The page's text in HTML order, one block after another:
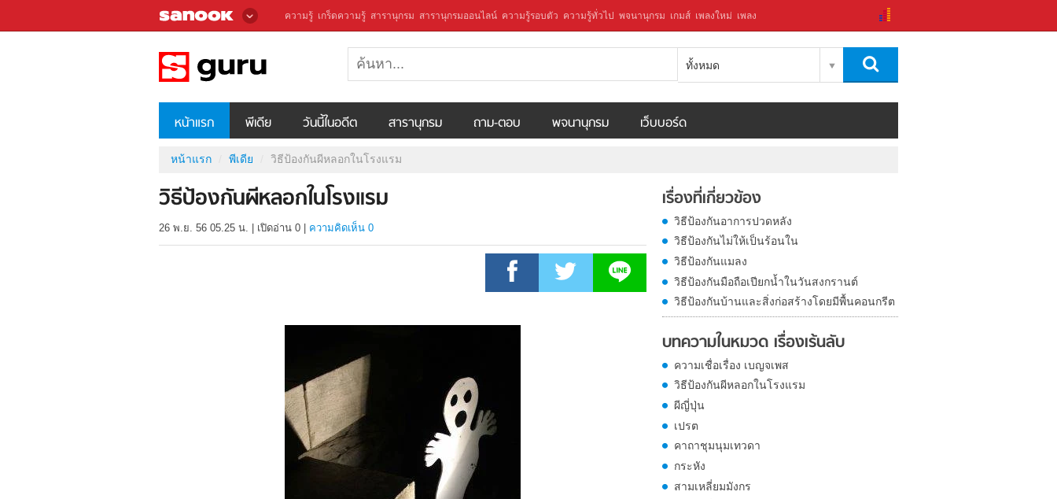
ความรู้ เกร็ดความรู้ สารานุกรม สารานุกรมออนไลน์ ความรู้รอบตัว ความรู้ทั่วไป พจนานุกรม เกมส์ เพลงใหม่ เพลง
ทั้งหมด
หน้าแรก พีเดีย วันนี้ในอดีต สารานุกรม ถาม-ตอบ พจนานุกรม เว็บบอร์ด
หน้าแรก พีเดีย วิธีป้องกันผีหลอกในโรงแรม
วิธีป้องกันผีหลอกในโรงแรม
26 พ.ย. 56 05.25 น. เปิดอ่าน 0 ความคิดเห็น 0
เรื่องที่เกี่ยวข้อง
วิธีป้องกันอาการปวดหลัง
วิธีป้องกันไม่ให้เป็นร้อนใน
วิธีป้องกันแมลง
วิธีป้องกันมือถือเปียกน้ำในวันสงกรานต์
วิธีป้องกันบ้านและสิ่งก่อสร้างโดยมีพื้นคอนกรีต
บทความในหมวด เรื่องเร้นลับ
ความเชื่อเรื่อง เบญจเพส
วิธีป้องกันผีหลอกในโรงแรม
ผีญี่ปุ่น
เปรต
คาถาชุมนุมเทวดา
กระหัง
สามเหลี่ยมมังกร